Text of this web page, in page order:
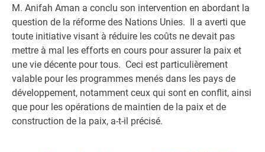
M. Anifah Aman a conclu son intervention en abordant la
question de la réforme des Nations Unies. Il a averti que
toute initiative visant à réduire les coûts ne devait pas
mettre à mal les efforts en cours pour assurer la paix et
une vie décente pour tous. Ceci est particulièrement
valable pour les programmes menés dans les pays de
développement, notamment ceux qui sont en conflit, ainsi
que pour les opérations de maintien de la paix et de
construction de la paix, a-t-il précisé.